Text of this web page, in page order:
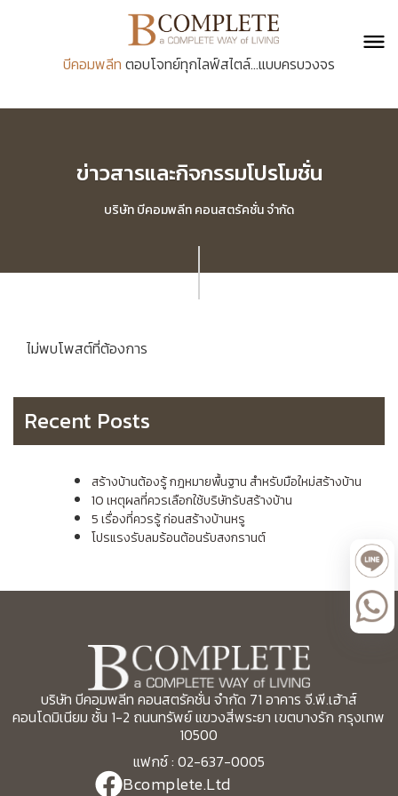
บีคอมพลีท ตอบโจทย์ทุกไลฟ์สไตล์...แบบครบวงจร
ข่าวสารและกิจกรรมโปรโมชั่น
บริษัท บีคอมพลีท คอนสตรัคชั่น จำกัด
ไม่พบโพสต์ที่ต้องการ
Recent Posts
สร้างบ้านต้องรู้ กฎหมายพื้นฐาน สำหรับมือใหม่สร้างบ้าน
10 เหตุผลที่ควรเลือกใช้บริษัทรับสร้างบ้าน
5 เรื่องที่ควรรู้ ก่อนสร้างบ้านหรู
โปรแรงรับลมร้อนต้อนรับสงกรานต์
บริษัท บีคอมพลีท คอนสตรัคชั่น จำกัด 71 อาคาร จี.พี.เฮ้าส์
คอนโดมิเนียม ชั้น 1-2 ถนนทรัพย์ แขวงสี่พระยา เขตบางรัก กรุงเทพ
10500
แฟกซ์ : 02-637-0005
Bcomplete.Ltd